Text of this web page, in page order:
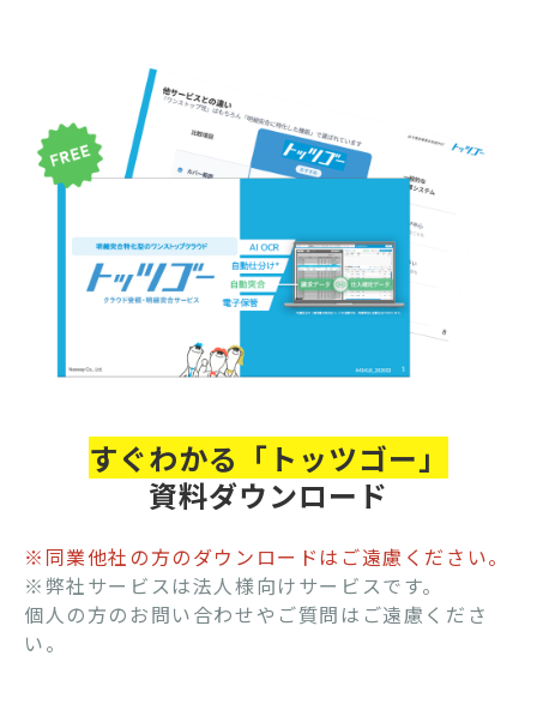
すぐわかる「トッツゴー」
資料ダウンロード
※同業他社の方のダウンロードはご遠慮ください。
※弊社サービスは法人様向けサービスです。
個人の方のお問い合わせやご質問はご遠慮くださ
い。